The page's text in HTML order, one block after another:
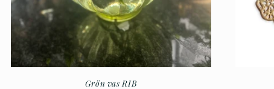
Grön vas RIB